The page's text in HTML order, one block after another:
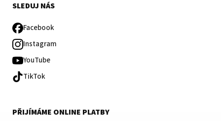
SLEDUJ NÁS
Facebook
Instagram
YouTube
TikTok
PŘIJÍMÁME ONLINE PLATBY